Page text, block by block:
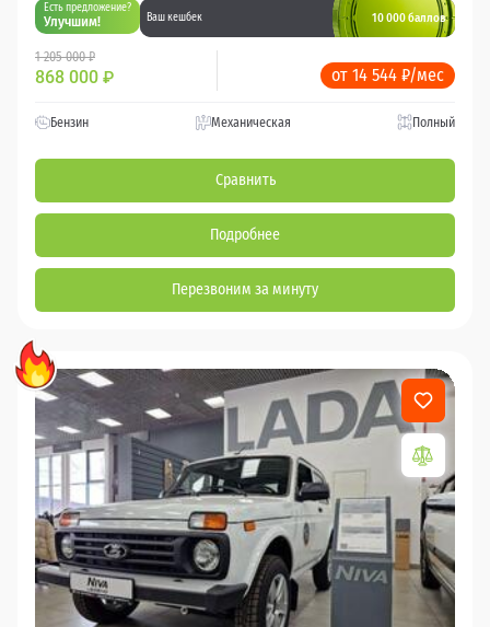
Есть предложение?
Улучшим! Ваш кешбек 10 000 баллов
1 205 000 ₽
868 000 ₽ от 14 544 ₽/мес
Бензин Механическая Полный
Сравнить
Подробнее
Перезвоним за минуту